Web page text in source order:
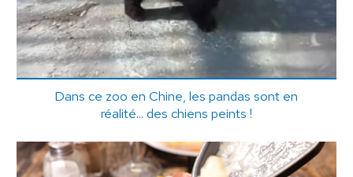
Dans ce zoo en Chine, les pandas sont en
réalité... des chiens peints !